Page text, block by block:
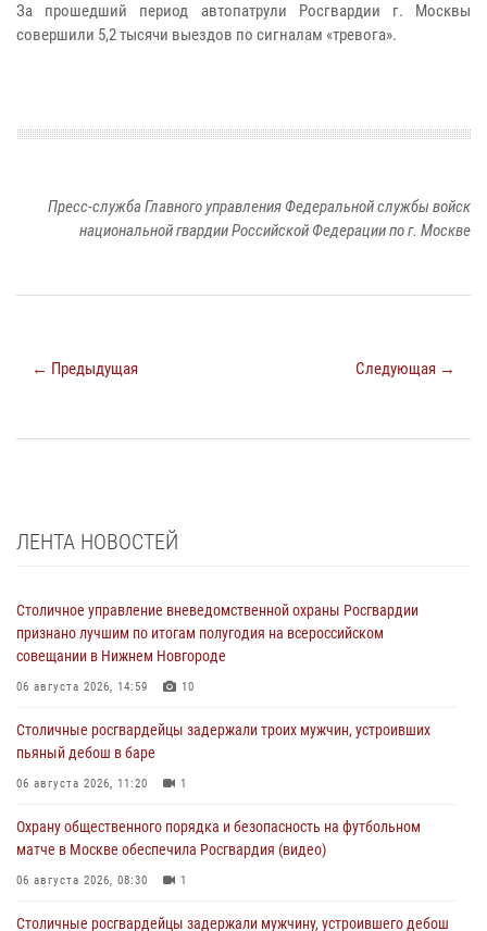
За прошедший период автопатрули Росгвардии г. Москвы
совершили 5,2 тысячи выездов по сигналам «тревога».
Пресс-служба Главного управления Федеральной службы войск
национальной гвардии Российской Федерации по г. Москве
← Предыдущая Следующая →
ЛЕНТА НОВОСТЕЙ
Столичное управление вневедомственной охраны Росгвардии
признано лучшим по итогам полугодия на всероссийском
совещании в Нижнем Новгороде
06 августа 2026, 14:59 10
Столичные росгвардейцы задержали троих мужчин, устроивших
пьяный дебош в баре
06 августа 2026, 11:20 1
Охрану общественного порядка и безопасность на футбольном
матче в Москве обеспечила Росгвардия (видео)
06 августа 2026, 08:30 1
Столичные росгвардейцы задержали мужчину, устроившего дебош